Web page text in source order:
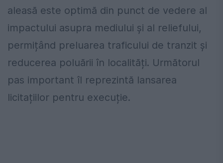
aleasă este optimă din punct de vedere al
impactului asupra mediului și al reliefului,
permițând preluarea traficului de tranzit și
reducerea poluării în localități. Următorul
pas important îl reprezintă lansarea
licitațiilor pentru execuție.